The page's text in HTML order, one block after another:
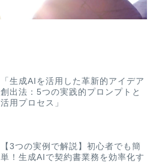
「生成AIを活用した革新的アイデア
創出法：5つの実践的プロンプトと
活用プロセス」
【3つの実例で解説】初心者でも簡
単！生成AIで契約書業務を効率化す